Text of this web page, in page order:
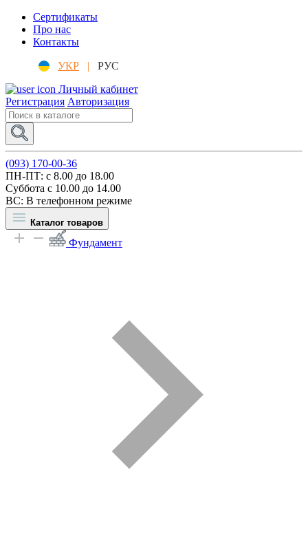
Сертификаты
Про нас
Контакты
УКР |
РУС
Личный кабинет
Регистрация Авторизация
(093) 170-00-36
ПН-ПТ: c 8.00 до 18.00
Суббота с 10.00 до 14.00
ВС: В телефонном режиме
Каталог товаров
Фундамент